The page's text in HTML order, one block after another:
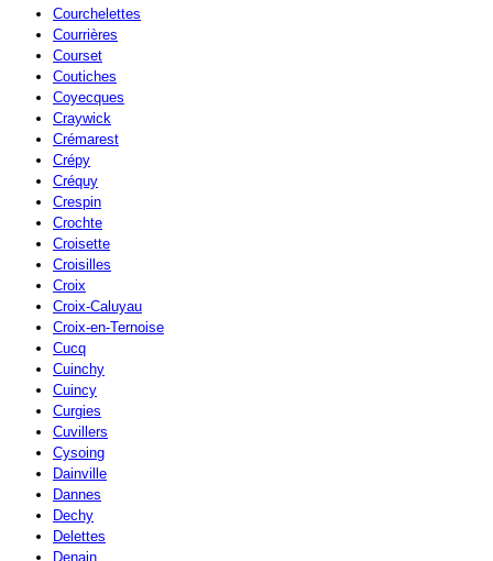
Courchelettes
Courrières
Courset
Coutiches
Coyecques
Craywick
Crémarest
Crépy
Créquy
Crespin
Crochte
Croisette
Croisilles
Croix
Croix-Caluyau
Croix-en-Ternoise
Cucq
Cuinchy
Cuincy
Curgies
Cuvillers
Cysoing
Dainville
Dannes
Dechy
Delettes
Denain